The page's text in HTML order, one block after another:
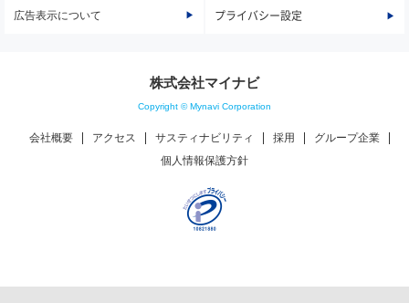
広告表示について プライバシー設定
株式会社マイナビ
Copyright © Mynavi Corporation
会社概要 アクセス サスティナビリティ 採用
グループ企業
個人情報保護方針